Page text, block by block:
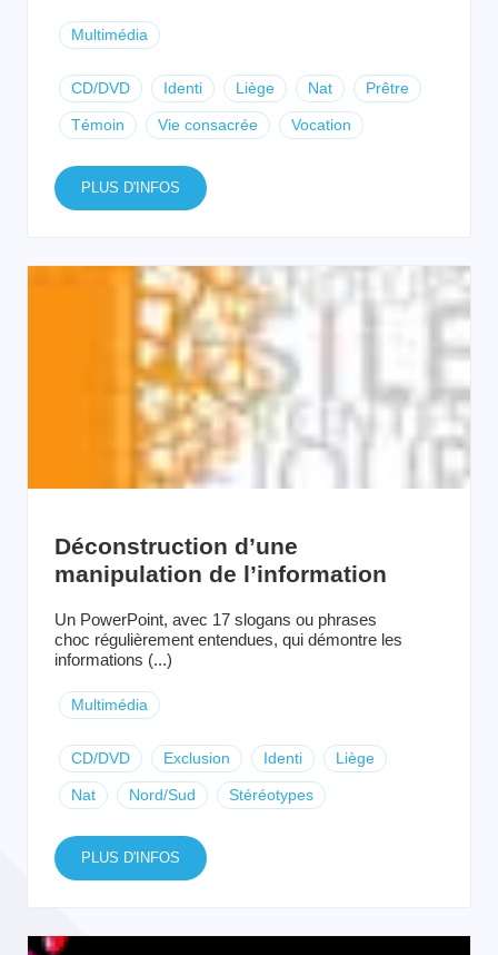
Multimédia
CD/DVD Identi Liège Nat Prêtre
Témoin Vie consacrée Vocation
PLUS D'INFOS
Déconstruction d’une
manipulation de l’information
Un PowerPoint, avec 17 slogans ou phrases
choc régulièrement entendues, qui démontre les
informations (...)
Multimédia
CD/DVD Exclusion Identi Liège
Nat Nord/Sud Stéréotypes
PLUS D'INFOS